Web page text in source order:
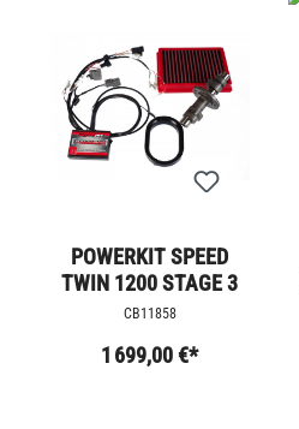
POWERKIT SPEED
TWIN 1200 STAGE 3
CB11858
1 699,00 €*